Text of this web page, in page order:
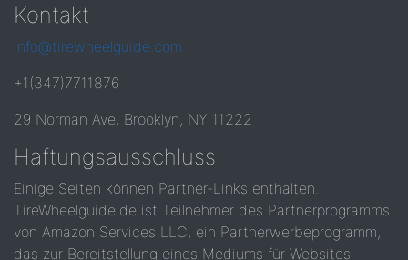
Kontakt
info@tirewheelguide.com
+1(347)7711876
29 Norman Ave, Brooklyn, NY 11222
Haftungsausschluss
Einige Seiten können Partner-Links enthalten.
TireWheelguide.de ist Teilnehmer des Partnerprogramms
von Amazon Services LLC, ein Partnerwerbeprogramm,
das zur Bereitstellung eines Mediums für Websites